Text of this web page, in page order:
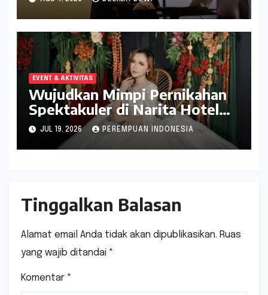
EVENT & AKTIVITAS
Wujudkan Mimpi Pernikahan
Spektakuler di Narita Hotel
Surabaya
JUL 19, 2026 PEREMPUAN INDONESIA
Tinggalkan Balasan
Alamat email Anda tidak akan dipublikasikan. Ruas
yang wajib ditandai *
Komentar *